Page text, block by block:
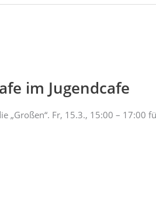
im Jugendcafe
„Großen“. Fr, 15.3., 15:00 – 17:00